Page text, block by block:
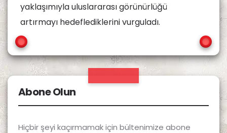
yaklaşımıyla uluslararası görünürlüğü
artırmayı hedeflediklerini vurguladı.
Abone Olun
Hiçbir şeyi kaçırmamak için bültenimize abone